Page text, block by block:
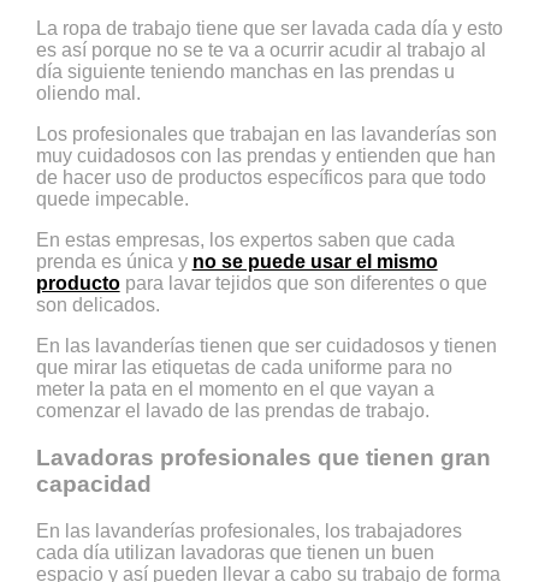
La ropa de trabajo tiene que ser lavada cada día y esto
es así porque no se te va a ocurrir acudir al trabajo al
día siguiente teniendo manchas en las prendas u
oliendo mal.
Los profesionales que trabajan en las lavanderías son
muy cuidadosos con las prendas y entienden que han
de hacer uso de productos específicos para que todo
quede impecable.
En estas empresas, los expertos saben que cada
prenda es única y no se puede usar el mismo
productopara lavar tejidos que son diferentes o que
son delicados.
En las lavanderías tienen que ser cuidadosos y tienen
que mirar las etiquetas de cada uniforme para no
meter la pata en el momento en el que vayan a
comenzar el lavado de las prendas de trabajo.
Lavadoras profesionales que tienen gran
capacidad
En las lavanderías profesionales, los trabajadores
cada día utilizan lavadoras que tienen un buen
espacio y así pueden llevar a cabo su trabajo de forma